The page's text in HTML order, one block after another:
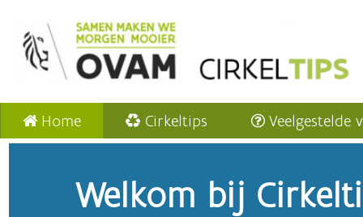
Home Cirkeltips Veelgestelde
Welkom bij